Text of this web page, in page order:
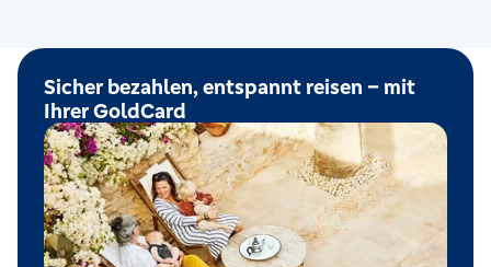
Sicher bezahlen, entspannt reisen – mit
Ihrer GoldCard